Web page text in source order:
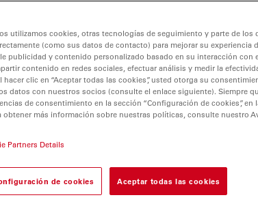
utilizamos cookies, otras tecnologías de seguimiento y parte de los
(como sus datos de contacto) para mejorar su experiencia
publicidad y contenido personalizado basado en su interacción con
contenido en redes sociales, efectuar análisis y medir la
clic en “Aceptar todas las cookies”, usted otorga su
datos con nuestros socios (consulte el enlace siguiente). Siempre
de consentimiento en la sección “Configuración de cookies”, en
obtener más información sobre nuestras políticas, consulte nuestro
Partners Details
de cookies Aceptar todas las cookies